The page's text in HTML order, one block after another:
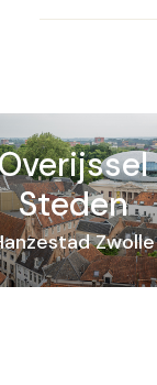
Steden
Zwolle